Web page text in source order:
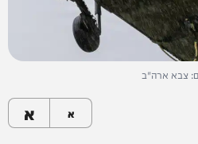
צבא ארה"ב
א א